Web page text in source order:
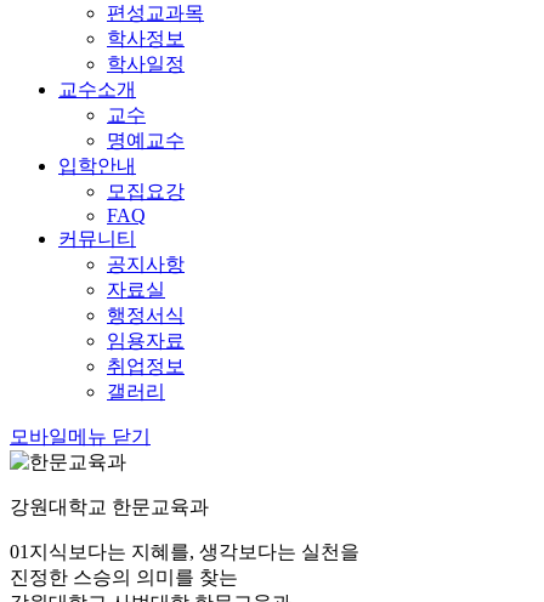
편성교과목
학사정보
학사일정
교수소개
교수
명예교수
입학안내
모집요강
FAQ
커뮤니티
공지사항
자료실
행정서식
임용자료
취업정보
갤러리
모바일메뉴 닫기
강원대학교 한문교육과
01지식보다는 지혜를, 생각보다는 실천을
진정한 스승의 의미를 찾는